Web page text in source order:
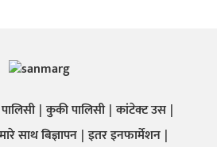
कुकी पालिसी कांटेक्ट उस
साथ बिज्ञापन इतर इनफार्मेशन